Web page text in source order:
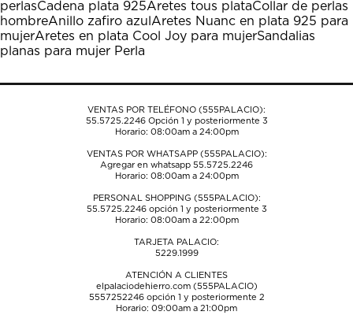
perlasCadena plata 925Aretes tous plataCollar de perlas
hombreAnillo zafiro azul Aretes Nuanc en plata 925 para
mujerAretes en plata Cool Joy para mujerSandalias
planas para mujer Perla
VENTAS POR TELÉFONO (555PALACIO):
55.5725.2246Opción 1 y posteriormente 3
Horario: 08:00am a 24:00pm
VENTAS POR WHATSAPP (555PALACIO):
Agregar en whatsapp 55.5725.2246
Horario: 08:00am a 24:00pm
PERSONAL SHOPPING (555PALACIO):
55.5725.2246opción 1 y posteriormente 3
Horario: 08:00am a 22:00pm
TARJETA PALACIO:
5229.1999
ATENCIÓN A CLIENTES
elpalaciodehierro.com (555PALACIO)
5557252246opción 1 y posteriormente 2
Horario: 09:00am a 21:00pm